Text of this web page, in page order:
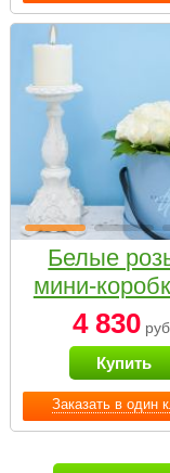
Заказать в один
Белые
мини-
Bella Fiori
4 830
Купить